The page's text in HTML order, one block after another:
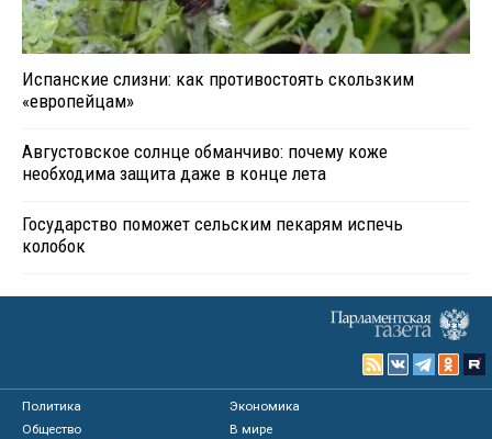
Испанские слизни: как противостоять скользким
«европейцам»
Августовское солнце обманчиво: почему коже
необходима защита даже в конце лета
Государство поможет сельским пекарям испечь
колобок
Политика
Экономика
Общество
В мире